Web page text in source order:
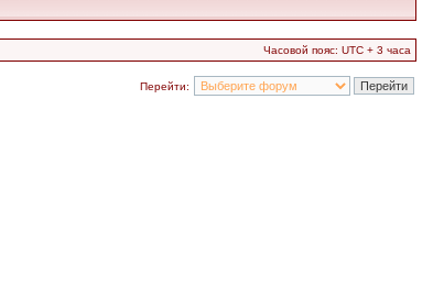
Часовой пояс: UTC + 3 часа
Перейти: